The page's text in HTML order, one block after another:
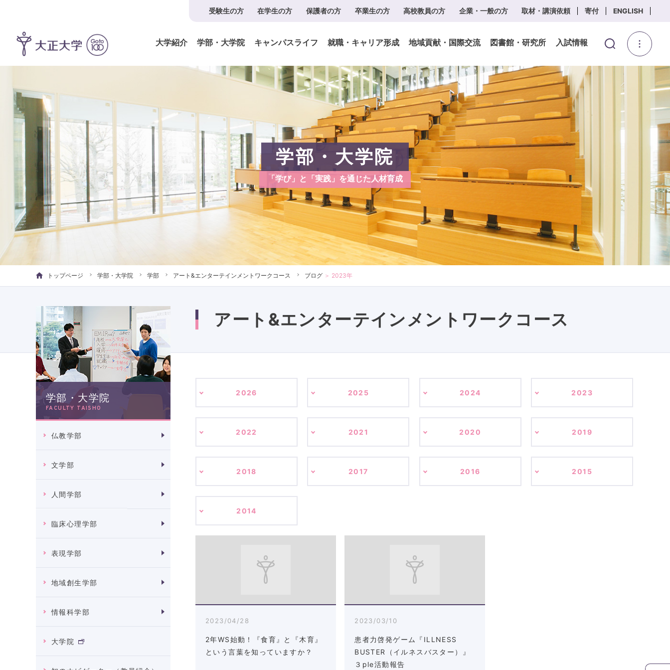
受験生の方 在学生の方 保護者の方 卒業生の方 高校教員の方 企業・一般の方 取材・講演依頼 寄付 ENGLISH
大学紹介 学部・大学院 キャンパスライフ 就職・キャリア形成 地域貢献・国際交流 図書館・研究所 入試情報
学部・大学院
「学び」と「実践」を通じた人材育成
トップページ 学部・大学院 学部 アート&エンターテインメントワークコース ブログ ＞ 2023年
学部・大学院
FACULTY TAISHO
仏教学部
文学部
人間学部
臨床心理学部
表現学部
地域創生学部
情報科学部
大学院
アート&エンターテインメントワークコース
2026 2025 2024 2023
2022 2021 2020 2019
2018 2017 2016 2015
2014
2023/04/28
2年WS始動！『食育』と『木育』
という言葉を知っていますか？
2023/03/10
患者力啓発ゲーム『ILLNESS
BUSTER（イルネスバスター）』
３ple活動報告